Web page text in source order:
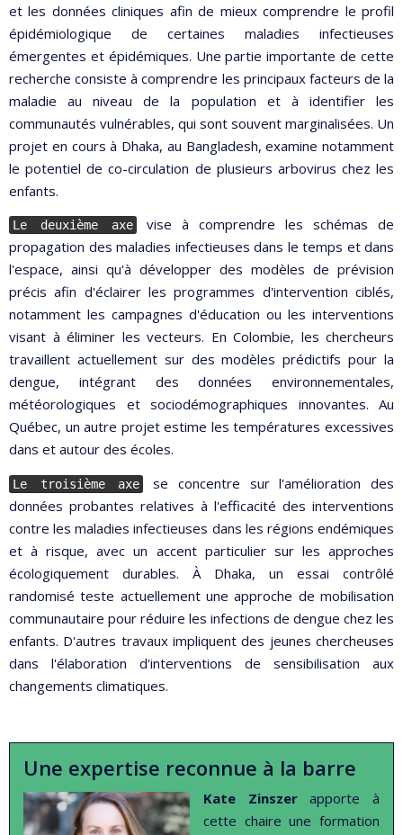
et les données cliniques afin de mieux comprendre le profil
épidémiologique de certaines maladies infectieuses
émergentes et épidémiques. Une partie importante de cette
recherche consiste à comprendre les principaux facteurs de la
maladie au niveau de la population et à identifier les
communautés vulnérables, qui sont souvent marginalisées. Un
projet en cours à Dhaka, au Bangladesh, examine notamment
le potentiel de co-circulation de plusieurs arbovirus chez les
enfants.
Le deuxième axe
vise à comprendre les schémas de
propagation des maladies infectieuses dans le temps et dans
l'espace, ainsi qu'à développer des modèles de prévision
précis afin d'éclairer les programmes d'intervention ciblés,
notamment les campagnes d'éducation ou les interventions
visant à éliminer les vecteurs. En Colombie, les chercheurs
travaillent actuellement sur des modèles prédictifs pour la
dengue, intégrant des données environnementales,
météorologiques et sociodémographiques innovantes. Au
Québec, un autre projet estime les températures excessives
dans et autour des écoles.
Le troisième axe
se concentre sur l'amélioration des
données probantes relatives à l'efficacité des interventions
contre les maladies infectieuses dans les régions endémiques
et à risque, avec un accent particulier sur les approches
écologiquement durables. À Dhaka, un essai contrôlé
randomisé teste actuellement une approche de mobilisation
communautaire pour réduire les infections de dengue chez les
enfants. D'autres travaux impliquent des jeunes chercheuses
dans l'élaboration d'interventions de sensibilisation aux
changements climatiques.
Une expertise reconnue à la barre
Kate Zinszerapporte à
cette chaire une formation